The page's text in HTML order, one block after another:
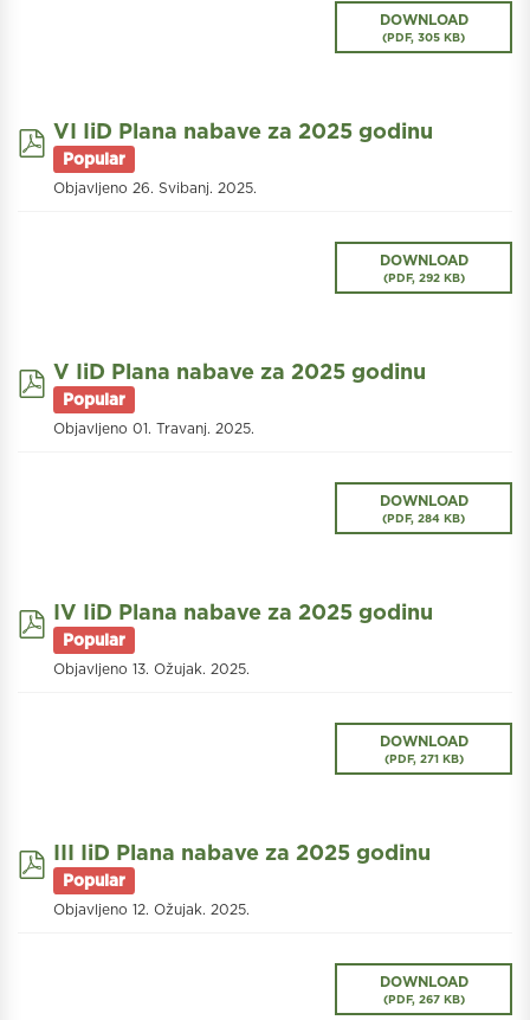
DOWNLOAD
(PDF, 305 KB)
pdf
VI IiD Plana nabave za 2025 godinu
Popular
Objavljeno 26. Svibanj. 2025.
DOWNLOAD
(PDF, 292 KB)
pdf
V IiD Plana nabave za 2025 godinu
Popular
Objavljeno 01. Travanj. 2025.
DOWNLOAD
(PDF, 284 KB)
pdf
IV IiD Plana nabave za 2025 godinu
Popular
Objavljeno 13. Ožujak. 2025.
DOWNLOAD
(PDF, 271 KB)
pdf
III IiD Plana nabave za 2025 godinu
Popular
Objavljeno 12. Ožujak. 2025.
DOWNLOAD
(PDF, 267 KB)